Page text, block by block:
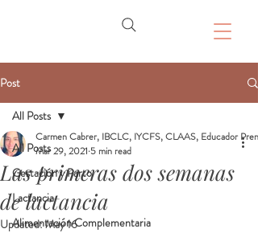
Post
All Posts
Gestación y Parto
Lactancia
Alimentación Complementaria
All Posts
Las primeras dos semanas
de lactancia
Carmen Cabrer, IBCLC, IYCFS, CLAAS, Educador
Mar 29, 2021 5 min read
Updated:May 16